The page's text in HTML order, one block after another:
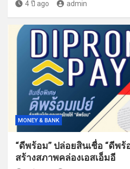
4 ปี ago admin
MONEY & BANK
“ดีพร้อม” ปล่อยสินเชื่อ “ดีพร้
สร้างสภาพคล่องเอสเอ็มอี